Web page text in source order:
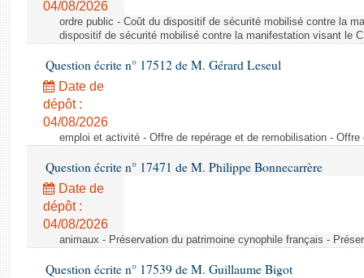
04/08/2026
ordre public - Coût du dispositif de sécurité mobilisé contre la
dispositif de sécurité mobilisé contre la manifestation visant le
Question écrite n° 17512 de M. Gérard Leseul
Date de
dépôt :
04/08/2026
emploi et activité - Offre de repérage et de remobilisation -
Question écrite n° 17471 de M. Philippe Bonnecarrère
Date de
dépôt :
04/08/2026
animaux - Préservation du patrimoine cynophile français -
Question écrite n° 17539 de M. Guillaume Bigot